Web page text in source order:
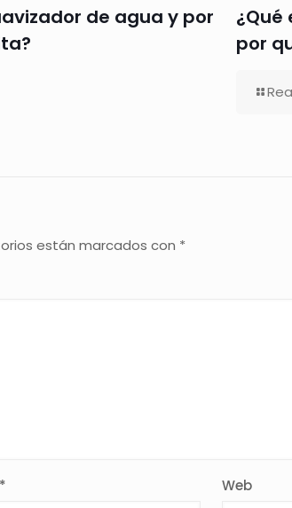
de agua y por
por
están marcados con *
* Web